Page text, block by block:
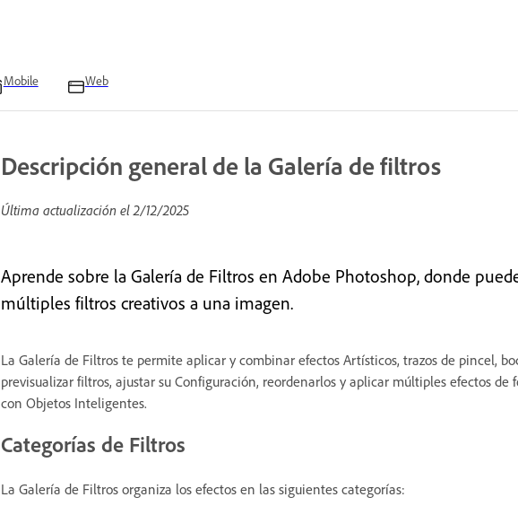
Mobile Web
Descripción general de la Galería de filtros
Última actualización el2/12/2025
Aprende sobre la Galería de Filtros en Adobe Photoshop, donde
múltiples filtros creativos a una imagen.
La Galería de Filtros te permite aplicar y combinar efectos Artísticos, trazos de pincel,
previsualizar filtros, ajustar su Configuración, reordenarlos y aplicar múltiples efectos
con Objetos Inteligentes.
Categorías de Filtros
La Galería de Filtros organiza los efectos en las siguientes categorías: